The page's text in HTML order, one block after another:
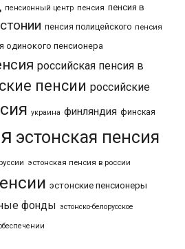
пенсионный центр пенсия пенсия в
пенсия полицейского пенсия
одинокого пенсионера
российская пенсия в
пенсии российские
украина финляндия финская
эстонская пенсия
эстонская пенсия в россии
эстонские пенсионеры
фонды эстонско-белорусское